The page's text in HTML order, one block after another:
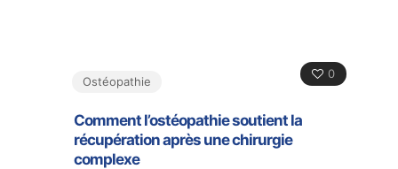
0
Ostéopathie
Comment l’ostéopathie soutient la
récupération après une chirurgie
complexe